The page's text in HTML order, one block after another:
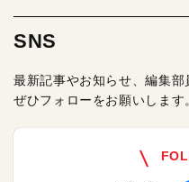
SNS
最新記事やお知らせ、編集部
ぜひフォローをお願いします